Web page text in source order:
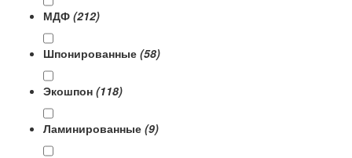
МДФ (212)
Шпонированные (58)
Экошпон (118)
Ламинированные (9)